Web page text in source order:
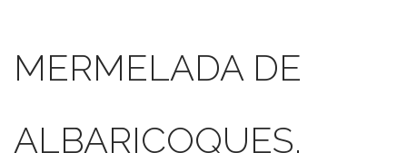
IDIOMA:
MERMELADA DE
ALBARICOQUES,